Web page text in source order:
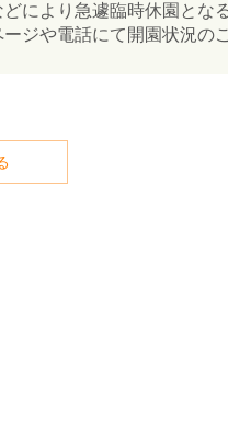
により急遽臨時休園とな
ジや電話にて開園状況の